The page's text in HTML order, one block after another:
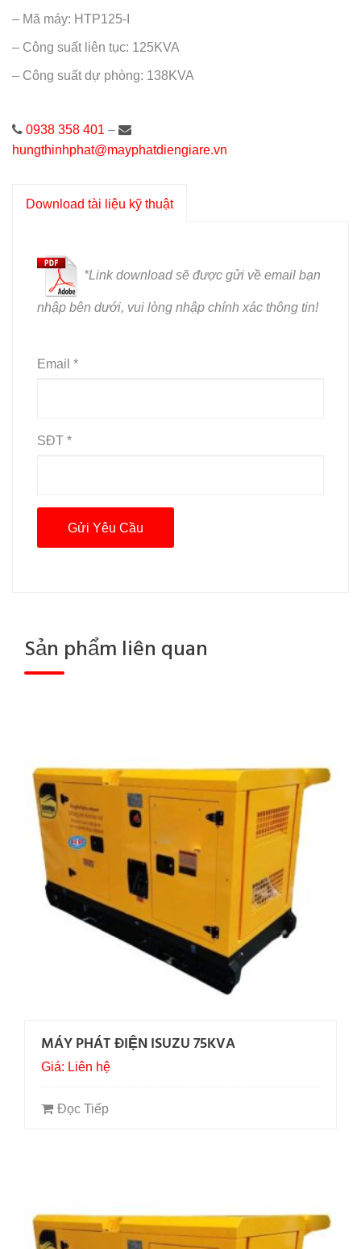
– Mã máy: HTP125-I
– Công suất liên tục: 125KVA
– Công suất dự phòng: 138KVA
0938 358 401 –
hungthinhphat@mayphatdiengiare.vn
Download tài liệu kỹ thuật
*Link download sẽ được gửi về email bạn
nhập bên dưới, vui lòng nhập chính xác thông tin!
Email *
SĐT *
Sản phẩm liên quan
MÁY PHÁT ĐIỆN ISUZU 75KVA
Giá: Liên hệ
Đọc Tiếp